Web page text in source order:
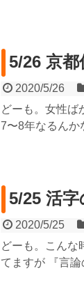
5/26 京
2020/5/26
どーも。女性ば
7〜8年なるんか
5/25 活字
2020/5/25
どーも。こんな
てますが 『言